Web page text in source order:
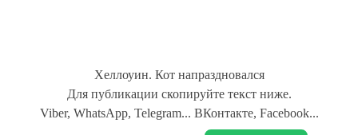
Хеллоуин. Кот напраздновался
Для публикации скопируйте текст ниже.
Viber, WhatsApp, Telegram... ВКонтакте, Facebook...